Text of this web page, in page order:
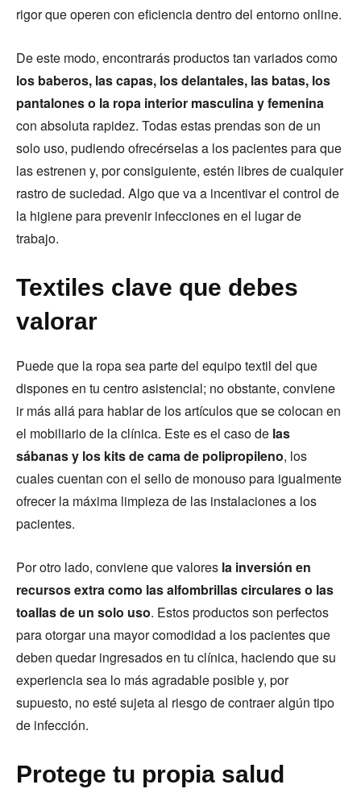
rigor que operen con eficiencia dentro del entorno online.
De este modo, encontrarás productos tan variados como
los baberos, las capas, los delantales, las batas, los
pantalones o la ropa interior masculina y femenina
con absoluta rapidez. Todas estas prendas son de un
solo uso, pudiendo ofrecérselas a los pacientes para que
las estrenen y, por consiguiente, estén libres de cualquier
rastro de suciedad. Algo que va a incentivar el control de
la higiene para prevenir infecciones en el lugar de
trabajo.
Textiles clave que debes
valorar
Puede que la ropa sea parte del equipo textil del que
dispones en tu centro asistencial; no obstante, conviene
ir más allá para hablar de los artículos que se colocan en
el mobiliario de la clínica. Este es el caso de las
sábanas y los kits de cama de polipropileno, los
cuales cuentan con el sello de monouso para igualmente
ofrecer la máxima limpieza de las instalaciones a los
pacientes.
Por otro lado, conviene que valores la inversión en
recursos extra como las alfombrillas circulares o las
toallas de un solo uso. Estos productos son perfectos
para otorgar una mayor comodidad a los pacientes que
deben quedar ingresados en tu clínica, haciendo que su
experiencia sea lo más agradable posible y, por
supuesto, no esté sujeta al riesgo de contraer algún tipo
de infección.
Protege tu propia salud